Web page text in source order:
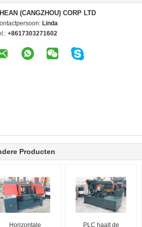
(CANGZHOU) CORP LTD
Linda
+8617303271602
Producten
Horizontale PLC haalt de